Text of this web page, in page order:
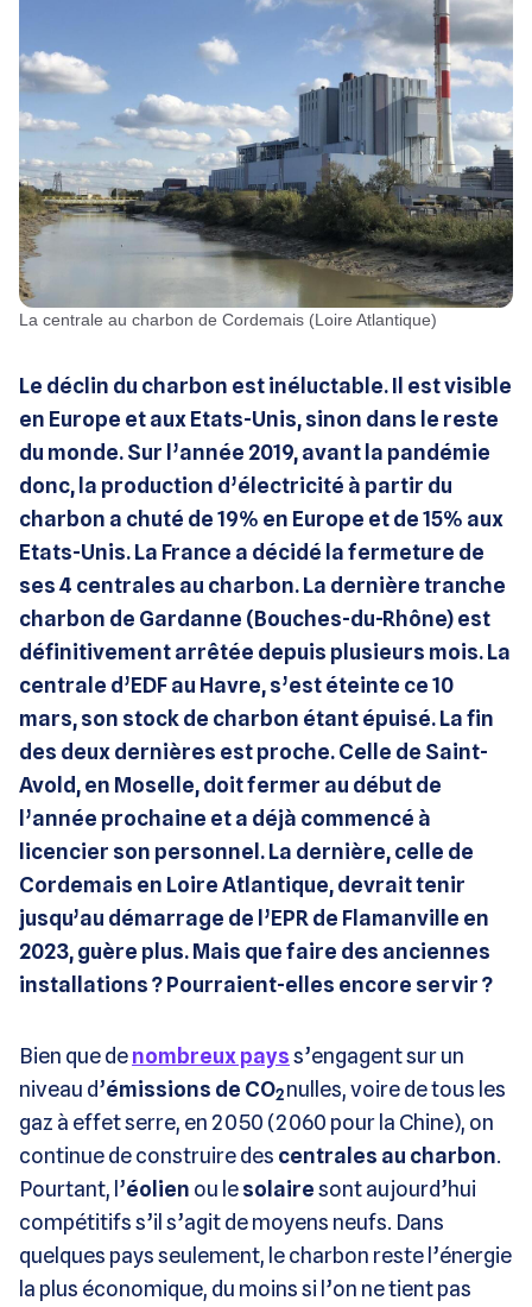
La centrale au charbon de Cordemais (Loire Atlantique)
Le déclin du charbon est inéluctable. Il est visible
en Europe et aux Etats-Unis, sinon dans le reste
du monde. Sur l’année 2019, avant la pandémie
donc, la production d’électricité à partir du
charbon a chuté de 19% en Europe et de 15% aux
Etats-Unis. La France a décidé la fermeture de
ses 4 centrales au charbon. La dernière tranche
charbon de Gardanne (Bouches-du-Rhône) est
définitivement arrêtée depuis plusieurs mois. La
centrale d’EDF au Havre, s’est éteinte ce 10
mars, son stock de charbon étant épuisé. La fin
des deux dernières est proche. Celle de Saint-
Avold, en Moselle, doit fermer au début de
l’année prochaine et a déjà commencé à
licencier son personnel. La dernière, celle de
Cordemais en Loire Atlantique, devrait tenir
jusqu’au démarrage de l’EPR de Flamanville en
2023, guère plus. Mais que faire des anciennes
installations ? Pourraient-elles encore servir ?
Bien que denombreux payss’engagent sur un
niveau d’émissions de CO2nulles, voire de tous les
gaz à effet serre, en 2050 (2060 pour la Chine), on
continue de construire des centrales au charbon.
Pourtant, l’éolien ou lesolairesont aujourd’hui
compétitifs s’il s’agit de moyens neufs. Dans
quelques pays seulement, le charbon reste l’énergie
la plus économique, du moins si l’on ne tient pas